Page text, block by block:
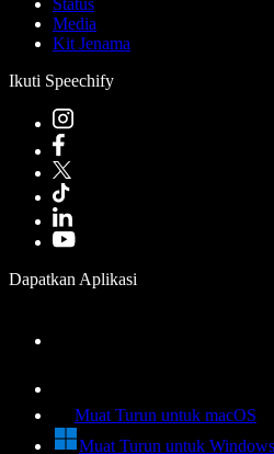
Media
Kit Jenama
Ikuti Speechify
Dapatkan Aplikasi
Muat Turun untuk macOS
Muat Turun untuk Windows